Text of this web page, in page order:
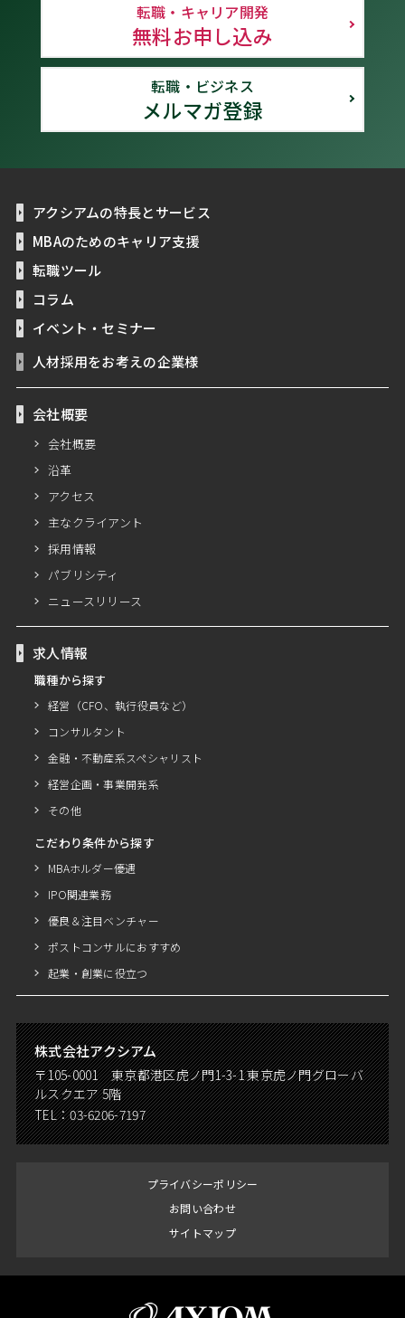
転職・キャリア開発
無料お申し込み
転職・ビジネス
メルマガ登録
アクシアムの特長とサービス
MBAのためのキャリア支援
転職ツール
コラム
イベント・セミナー
人材採用をお考えの企業様
会社概要
会社概要
沿革
アクセス
主なクライアント
採用情報
パブリシティ
ニュースリリース
求人情報
職種から探す
経営（CFO、執行役員など）
コンサルタント
金融・不動産系スペシャリスト
経営企画・事業開発系
その他
こだわり条件から探す
MBAホルダー優遇
IPO関連業務
優良＆注目ベンチャー
ポストコンサルにおすすめ
起業・創業に役立つ
株式会社アクシアム
〒105-0001 東京都港区虎ノ門1-3-1 東京虎ノ門グローバ
ルスクエア 5階
TEL：03-6206-7197
プライバシーポリシー
お問い合わせ
サイトマップ